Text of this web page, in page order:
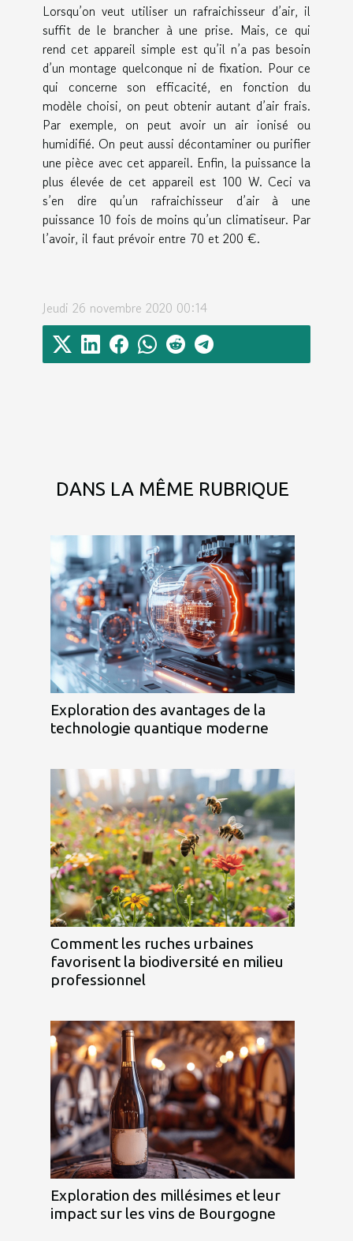
Lorsqu’on veut utiliser un rafraichisseur d’air, il
suffit de le brancher à une prise. Mais, ce qui
rend cet appareil simple est qu’il n’a pas besoin
d’un montage quelconque ni de fixation. Pour ce
qui concerne son efficacité, en fonction du
modèle choisi, on peut obtenir autant d’air frais.
Par exemple, on peut avoir un air ionisé ou
humidifié. On peut aussi décontaminer ou purifier
une pièce avec cet appareil. Enfin, la puissance la
plus élevée de cet appareil est 100 W. Ceci va
s’en dire qu’un rafraichisseur d’air à une
puissance 10 fois de moins qu’un climatiseur. Par
l’avoir, il faut prévoir entre 70 et 200 €.
Jeudi 26 novembre 2020 00:14
DANS LA MÊME RUBRIQUE
Exploration des avantages de la
technologie quantique moderne
Comment les ruches urbaines
favorisent la biodiversité en milieu
professionnel
Exploration des millésimes et leur
impact sur les vins de Bourgogne